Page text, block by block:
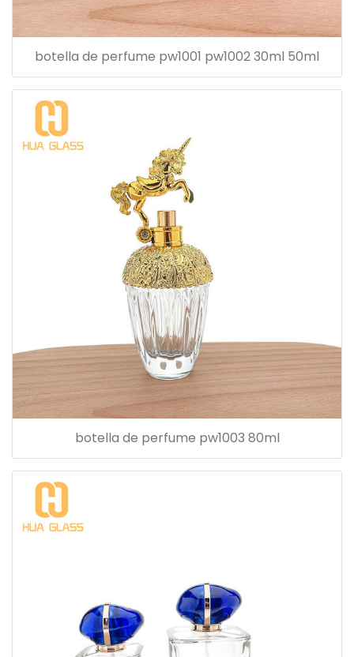
botella de perfume pw1001 pw1002 30ml 50ml
botella de perfume pw1003 80ml